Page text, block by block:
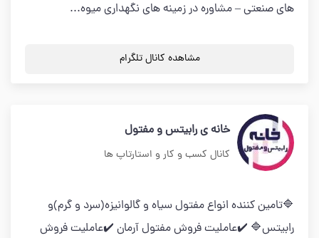
های صنعتی – مشاوره در زمینه های نگهداری میوه...
مشاهده کانال تلگرام
خانه ی رابیتس و مفتول
کانال کسب و کار و استارتاپ ها
🔷تامین کننده انواع مفتول سیاه و گالوانیزه(سرد و گرم)و
رابیتس🔷 ✔️عاملیت فروش مفتول آرمان ✔️عاملیت فروش